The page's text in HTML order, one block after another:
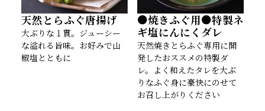
天然とらふぐ唐揚げ
大ぶりな１貫。ジューシー
な溢れる旨味。お好みで山
椒塩とともに
●焼きふぐ用●特製ネ
ギ塩にんにくダレ
天然焼きとらふぐ専用に開
発したおススメの特製ダ
レ。よく和えたタレを大ぶ
りなふぐ身に豪快にのせて
お召し上がりください